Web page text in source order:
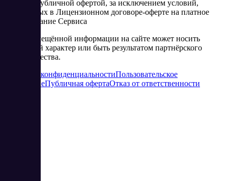
является публичной офертой, за исключением условий,
изложенных в Лицензионном договоре-оферте на платное
использование Сервиса
Часть размещённой информации на сайте может носить
рекламный характер или быть результатом партнёрского
сотрудничества.
Политика конфиденциальностиПользовательское
соглашениеПубличная офертаОтказ от ответственности